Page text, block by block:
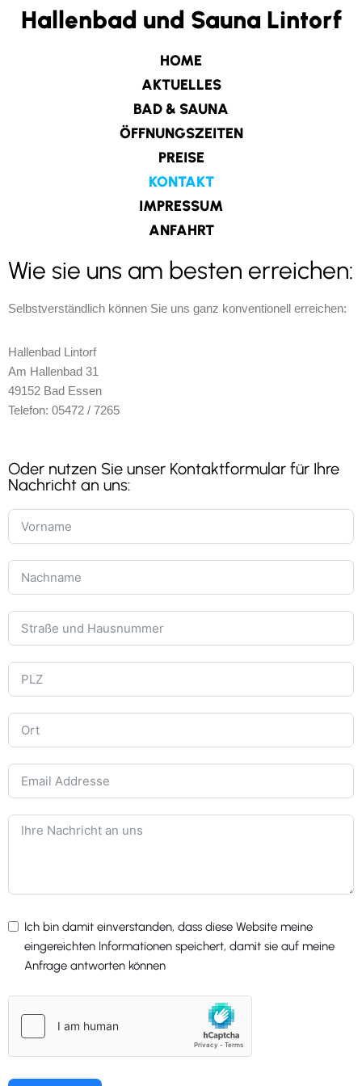
Hallenbad und Sauna Lintorf
HOME
AKTUELLES
BAD & SAUNA
ÖFFNUNGSZEITEN
PREISE
KONTAKT
IMPRESSUM
ANFAHRT
Wie sie uns am besten erreichen:
Selbstverständlich können Sie uns ganz konventionell erreichen:
Hallenbad Lintorf
Am Hallenbad 31
49152 Bad Essen
Telefon: 05472 / 7265
Oder nutzen Sie unser Kontaktformular für Ihre
Nachricht an uns:
Ich bin damit einverstanden, dass diese Website meine
eingereichten Informationen speichert, damit sie auf meine
Anfrage antworten können